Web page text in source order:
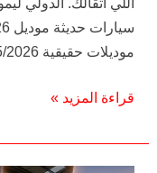
اللي اتقالك. الدولي
موديلات حقيقية 2025/2026، وسعر واضح من أول
قراءة المزيد »